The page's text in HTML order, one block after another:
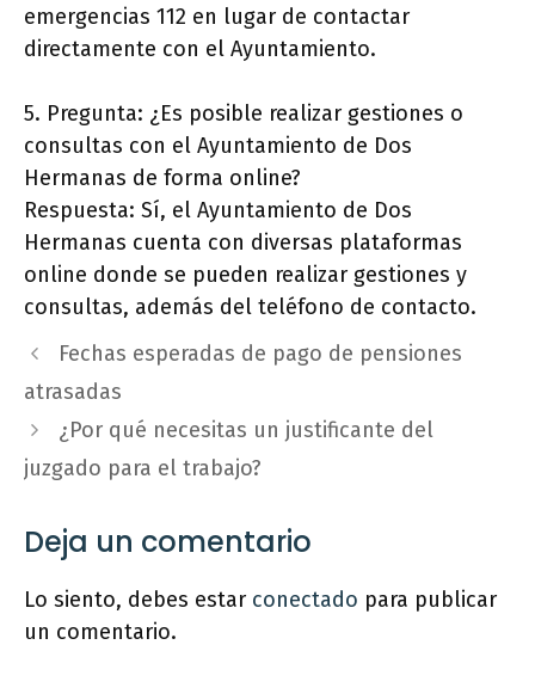
emergencias 112 en lugar de contactar
directamente con el Ayuntamiento.
5. Pregunta: ¿Es posible realizar gestiones o
consultas con el Ayuntamiento de Dos
Hermanas de forma online?
Respuesta: Sí, el Ayuntamiento de Dos
Hermanas cuenta con diversas plataformas
online donde se pueden realizar gestiones y
consultas, además del teléfono de contacto.
Fechas esperadas de pago de pensiones
atrasadas
¿Por qué necesitas un justificante del
juzgado para el trabajo?
Deja un comentario
Lo siento, debes estar conectado para publicar
un comentario.